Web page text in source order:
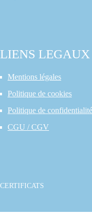
LIENS LEGAUX
Mentions légales
Politique de cookies
Politique de confidentialité
CGU / CGV
CERTIFICATS